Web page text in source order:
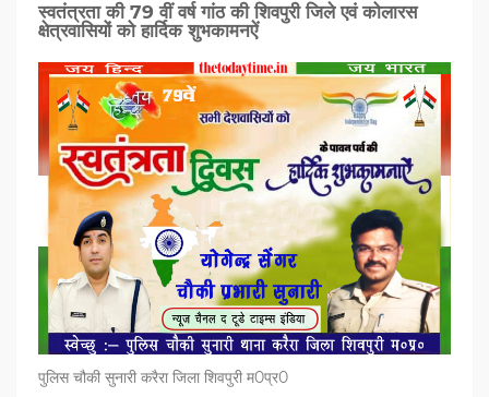
स्वतंत्रता की 79 वीं वर्ष गांठ की शिवपुरी जिले एवं कोलारस
क्षेत्रवासियों को हार्दिक शुभकामनऐं
पुलिस चौकी सुनारी करैरा जिला शिवपुरी म0प्र0